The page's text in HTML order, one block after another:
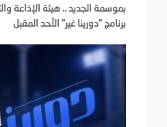
بموسمة الجديد .. هيئة الإذاعة
برنامج "دورينا غير" الأحد المقبل